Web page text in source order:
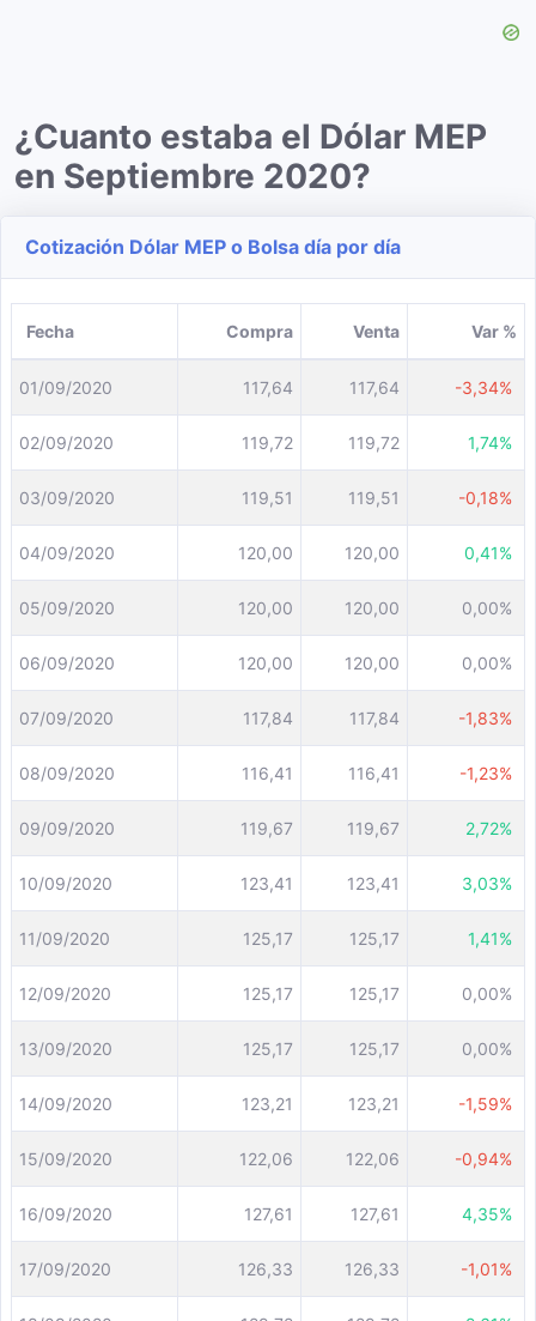
¿Cuanto estaba el Dólar MEP
en Septiembre 2020?
Cotización Dólar MEP o Bolsa día por día
Fecha Compra Venta Var %
01/09/2020 117,64 117,64 -3,34%
02/09/2020 119,72 119,72 1,74%
03/09/2020 119,51 119,51 -0,18%
04/09/2020 120,00 120,00 0,41%
05/09/2020 120,00 120,00 0,00%
06/09/2020 120,00 120,00 0,00%
07/09/2020 117,84 117,84 -1,83%
08/09/2020 116,41 116,41 -1,23%
09/09/2020 119,67 119,67 2,72%
10/09/2020 123,41 123,41 3,03%
11/09/2020 125,17 125,17 1,41%
12/09/2020 125,17 125,17 0,00%
13/09/2020 125,17 125,17 0,00%
14/09/2020 123,21 123,21 -1,59%
15/09/2020 122,06 122,06 -0,94%
16/09/2020 127,61 127,61 4,35%
17/09/2020 126,33 126,33 -1,01%